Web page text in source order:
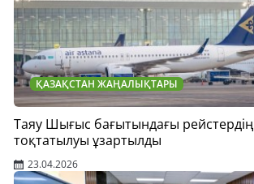
ҚАЗАҚСТАН ЖАҢАЛЫҚТАРЫ
Таяу Шығыс бағытындағы
тоқтатылуы ұзартылды
23.04.2026